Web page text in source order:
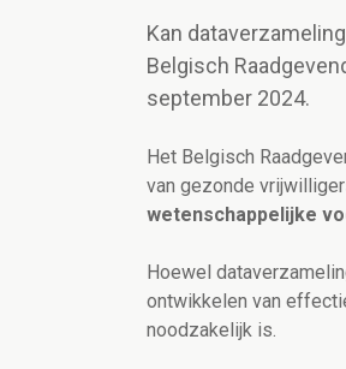
Kan
Belgisch
september 2024.
Het Belgisch
van gezonde
wetenschappelijke
Hoewel
ontwikkelen van
noodzakelijk is.